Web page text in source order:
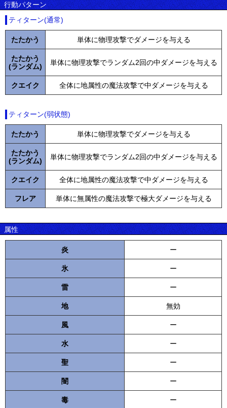
行動パターン
ティターン(通常)
たたかう 単体に物理攻撃でダメージを与える
たたかう
(ランダム)
単体に物理攻撃でランダム2回の中ダメージを与える
クエイク 全体に地属性の魔法攻撃で中ダメージを与える
ティターン(弱状態)
たたかう 単体に物理攻撃でダメージを与える
たたかう
(ランダム)
単体に物理攻撃でランダム2回の中ダメージを与える
クエイク 全体に地属性の魔法攻撃で中ダメージを与える
フレア 単体に無属性の魔法攻撃で極大ダメージを与える
属性
炎 ー
氷 ー
雷 ー
地 無効
風 ー
水 ー
聖 ー
闇 ー
毒 ー